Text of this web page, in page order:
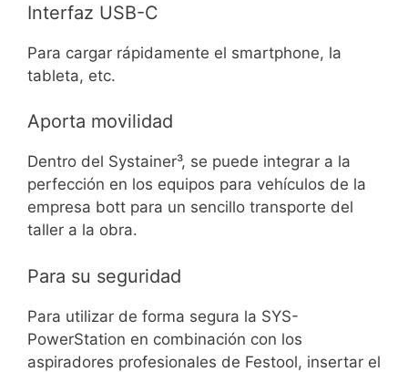
Interfaz USB-C
Para cargar rápidamente el smartphone, la
tableta, etc.
Aporta movilidad
Dentro del Systainer³, se puede integrar a la
perfección en los equipos para vehículos de la
empresa bott para un sencillo transporte del
taller a la obra.
Para su seguridad
Para utilizar de forma segura la SYS-
PowerStation en combinación con los
aspiradores profesionales de Festool, insertar el